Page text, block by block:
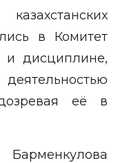
в Комитет
дисциплине,
её в